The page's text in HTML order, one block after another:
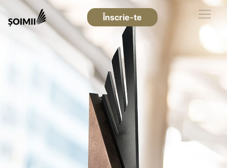
Înscrie-te